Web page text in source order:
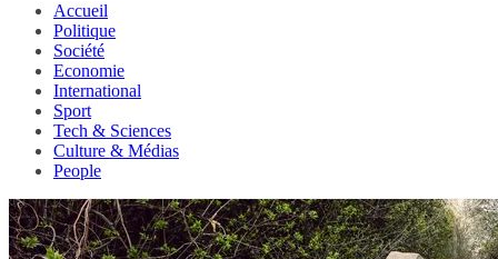
Accueil
Politique
Société
Economie
International
Sport
Tech & Sciences
Culture & Médias
People